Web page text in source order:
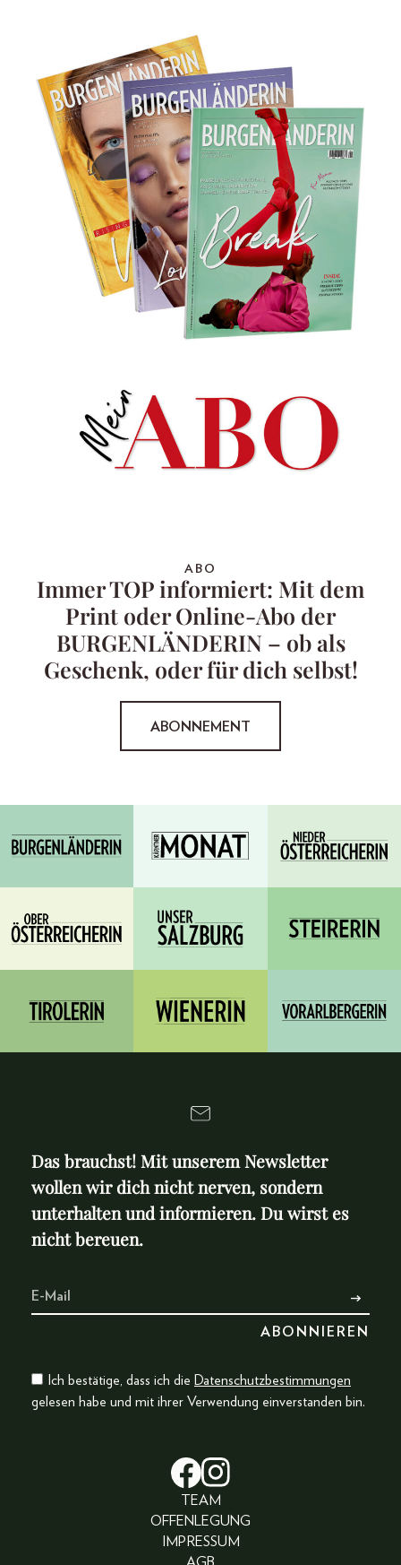
ABO
Immer TOP informiert: Mit dem
Print oder Online-Abo der
BURGENLÄNDERIN – ob als
Geschenk, oder für dich selbst!
ABONNEMENT
Das brauchst! Mit unserem Newsletter
wollen wir dich nicht nerven, sondern
unterhalten und informieren. Du wirst es
nicht bereuen.
Ich bestätige, dass ich die Datenschutzbestimmungen
gelesen habe und mit ihrer Verwendung einverstanden bin.
TEAM
OFFENLEGUNG
IMPRESSUM